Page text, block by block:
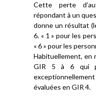
Cette perte
répondant à un
donne un résultat
6. « 1 » pour les
« 6 » pour les
Habituellement, en
GIR 5 à 6 qui
évaluées en GIR 4.